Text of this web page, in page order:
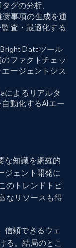
グの分析、
事項の生成を通
査・最適化する
Dataツール
ファクトチェッ
ージェントシス
によるリアルタ
動化するAIエー
な知識を網羅的
ジェント開発に
のトレンドトピ
なリソースも得
信頼できるウェ
る。結局のとこ